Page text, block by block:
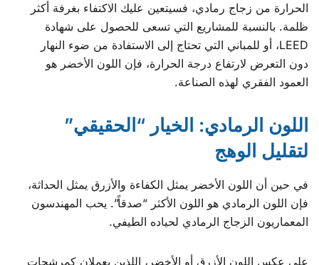
الحرارة من زجاج رمادي، فسيتعين عليك الاكتفاء بغرفة أكثر
ظلمة. بالنسبة للمشاريع التي تسعى للحصول على شهادة
LEED، أو للمباني التي تحتاج إلى الاستفادة من ضوء النهار
دون التعرض لارتفاع درجة الحرارة، فإن اللون الأخضر هو
العمود الفقري لهذه الصناعة.
اللون الرمادي: الخيار “الحقيقي”
لتقليل الوهج
في حين أن اللون الأخضر يمثل الكفاءة والأزرق يمثل الحداثة،
فإن اللون الرمادي هو اللون الأكثر “صدقاً”. يحب المهندسون
المعماريون الزجاج الرمادي لحياده الطيفي.
على عكس اللون الأزرق أو الأخضر، اللذين يعملان كمرشحات